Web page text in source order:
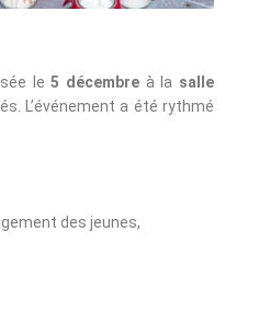
le5 décembre à la salle
L’événement a été rythmé
des jeunes,